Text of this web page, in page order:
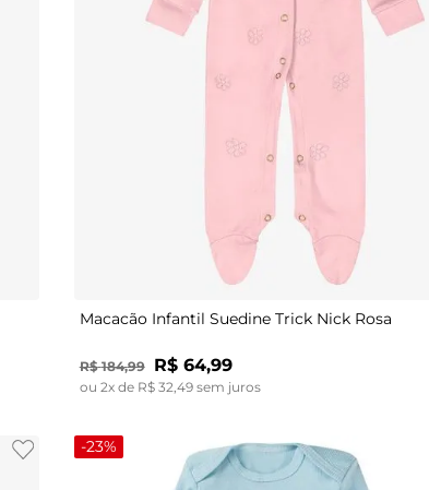
G
Macacão Infantil Suedine Trick Nick Rosa
R$ 184,99 R$ 64,99
ou 2x de R$ 32 49sem juros
-23%